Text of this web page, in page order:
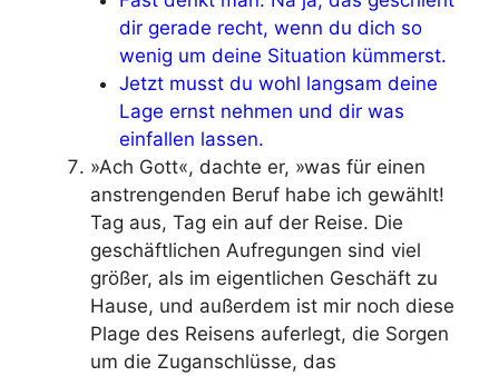
dir gerade recht, wenn du dich so
wenig um deine Situation kümmerst.
Jetzt musst du wohl langsam deine
Lage ernst nehmen und dir was
einfallen lassen.
»Ach Gott«, dachte er, »was für einen
anstrengenden Beruf habe ich gewählt!
Tag aus, Tag ein auf der Reise. Die
geschäftlichen Aufregungen sind viel
größer, als im eigentlichen Geschäft zu
Hause, und außerdem ist mir noch diese
Plage des Reisens auferlegt, die Sorgen
um die Zuganschlüsse, das